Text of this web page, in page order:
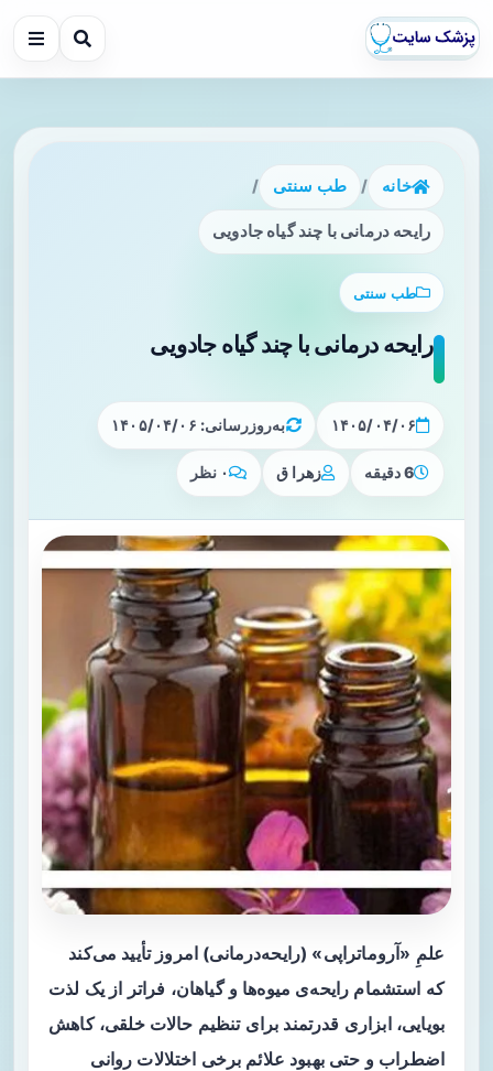
خانه / طب سنتی /
رایحه درمانی با چند گیاه جادویی
طب سنتی
رایحه درمانی با چند گیاه جادویی
۱۴۰۵/۰۴/۰۶ به‌روزرسانی: ۱۴۰۵/۰۴/۰۶
6 دقیقه زهرا ق ۰ نظر
علمِ «آروماتراپی» (رایحه‌درمانی) امروز تأیید می‌کند
که استشمام رایحه‌ی میوه‌ها و گیاهان، فراتر از یک لذت
بویایی، ابزاری قدرتمند برای تنظیم حالات خلقی، کاهش
اضطراب و حتی بهبود علائم برخی اختلالات روانی